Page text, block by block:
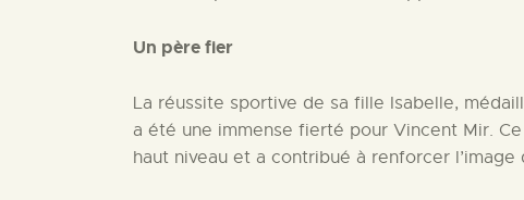
Un père fier
La réussite sportive de sa fille Isabelle,
a été une immense fierté pour Vincent Mir.
haut niveau et a contribué à renforcer l’image